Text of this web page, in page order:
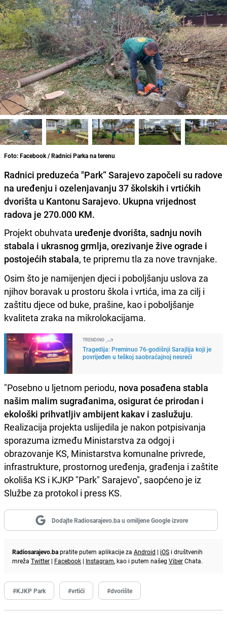
Foto: Facebook / Radnici Parka na terenu
Radnici preduzeća "Park“ Sarajevo započeli su radove
na uređenju i ozelenjavanju 37 školskih i vrtićkih
dvorišta u Kantonu Sarajevo. Ukupna vrijednost
radova je 270.000 KM.
Projekt obuhvata uređenje dvorišta, sadnju novih
stabala i ukrasnog grmlja, orezivanje žive ograde i
postojećih stabala, te pripremu tla za nove travnjake.
Osim što je namijenjen djeci i poboljšanju uslova za
njihov boravak u prostoru škola i vrtića, ima za cilj i
zaštitu djece od buke, prašine, kao i poboljšanje
kvaliteta zraka na mikrolokacijama.
TRENDING
Tragedija: Preminuo 76-godišnji Sarajlija koji je
povrijeđen u teškoj saobraćajnoj nesreći
"Posebno u ljetnom periodu, nova posađena stabla
našim malim sugrađanima, osigurat će prirodan i
ekološki prihvatljiv ambijent kakav i zaslužuju.
Realizacija projekta uslijedila je nakon potpisivanja
sporazuma između Ministarstva za odgoj i
obrazovanje KS, Ministarstva komunalne privrede,
infrastrukture, prostornog uređenja, građenja i zaštite
okoliša KS i KJKP "Park" Sarajevo", saopćeno je iz
Službe za protokol i press KS.
Dodajte Radiosarajevo.ba u omiljene Google izvore
Radiosarajevo.bapratite putem aplikacije za Android | iOS i društvenih
mreža Twitter | Facebook | Instagram, kao i putem našeg ViberChata.
#KJKP Park #vrtići #dvorište